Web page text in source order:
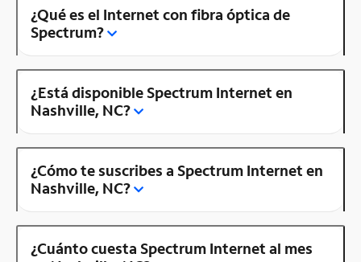
¿Qué es el Internet con fibra óptica de
Spectrum?
¿Está disponible Spectrum Internet en
Nashville, NC?
¿Cómo te suscribes a Spectrum Internet en
Nashville, NC?
¿Cuánto cuesta Spectrum Internet al mes